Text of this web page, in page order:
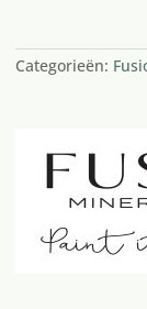
Categorieën: